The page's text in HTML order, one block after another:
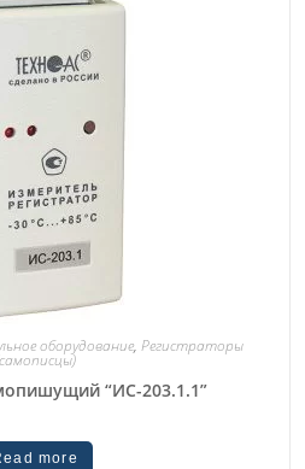
оборудование, Регистраторы
“ИС-203.1.1”
more